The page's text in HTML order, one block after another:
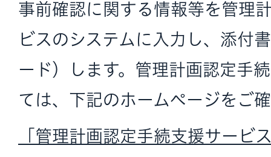
事前確認に関する情報等を管理
ビスのシステムに入力し、添付
ード）します。管理計画認定手
ては、下記のホームページをご
「管理計画認定手続支援サービ